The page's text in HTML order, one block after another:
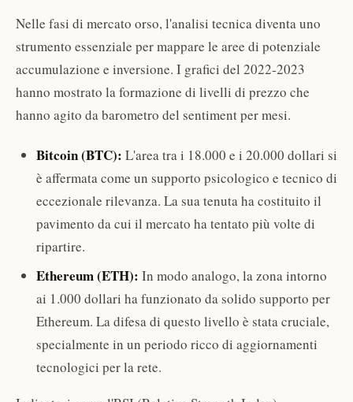
Nelle fasi di mercato orso, l'analisi tecnica diventa uno
strumento essenziale per mappare le aree di potenziale
accumulazione e inversione. I grafici del 2022-2023
hanno mostrato la formazione di livelli di prezzo che
hanno agito da barometro del sentiment per mesi.
Bitcoin (BTC): L'area tra i 18.000 e i 20.000 dollari si
è affermata come un supporto psicologico e tecnico di
eccezionale rilevanza. La sua tenuta ha costituito il
pavimento da cui il mercato ha tentato più volte di
ripartire.
Ethereum (ETH): In modo analogo, la zona intorno
ai 1.000 dollari ha funzionato da solido supporto per
Ethereum. La difesa di questo livello è stata cruciale,
specialmente in un periodo ricco di aggiornamenti
tecnologici per la rete.